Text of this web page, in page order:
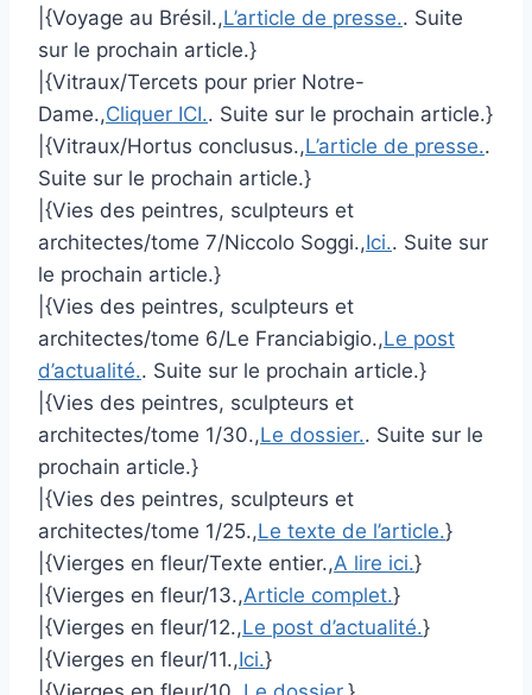
|{Voyage au Brésil.,L’article de presse.. Suite
sur le prochain article.}
|{Vitraux/Tercets pour prier Notre-
Dame.,Cliquer ICI.. Suite sur le prochain article.}
|{Vitraux/Hortus conclusus.,L’article de presse..
Suite sur le prochain article.}
|{Vies des peintres, sculpteurs et
architectes/tome 7/Niccolo Soggi.,Ici.. Suite sur
le prochain article.}
|{Vies des peintres, sculpteurs et
architectes/tome 6/Le Franciabigio.,Le post
d’actualité.. Suite sur le prochain article.}
|{Vies des peintres, sculpteurs et
architectes/tome 1/30.,Le dossier.. Suite sur le
prochain article.}
|{Vies des peintres, sculpteurs et
architectes/tome 1/25.,Le texte de l’article.}
|{Vierges en fleur/Texte entier.,A lire ici.}
|{Vierges en fleur/13.,Article complet.}
|{Vierges en fleur/12.,Le post d’actualité.}
|{Vierges en fleur/11.,Ici.}